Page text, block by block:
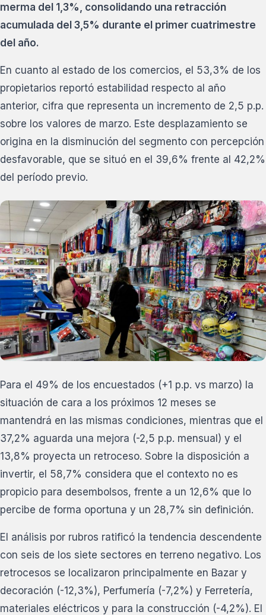
merma del 1,3%, consolidando una retracción
acumulada del 3,5% durante el primer cuatrimestre
del año.
En cuanto al estado de los comercios, el 53,3% de los
propietarios reportó estabilidad respecto al año
anterior, cifra que representa un incremento de 2,5 p.p.
sobre los valores de marzo. Este desplazamiento se
origina en la disminución del segmento con percepción
desfavorable, que se situó en el 39,6% frente al 42,2%
del período previo.
Para el 49% de los encuestados (+1 p.p. vs marzo) la
situación de cara a los próximos 12 meses se
mantendrá en las mismas condiciones, mientras que el
37,2% aguarda una mejora (-2,5 p.p. mensual) y el
13,8% proyecta un retroceso. Sobre la disposición a
invertir, el 58,7% considera que el contexto no es
propicio para desembolsos, frente a un 12,6% que lo
percibe de forma oportuna y un 28,7% sin definición.
El análisis por rubros ratificó la tendencia descendente
con seis de los siete sectores en terreno negativo. Los
retrocesos se localizaron principalmente en Bazar y
decoración (-12,3%), Perfumería (-7,2%) y Ferretería,
materiales eléctricos y para la construcción (-4,2%). El